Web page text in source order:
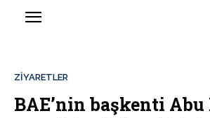
ZIYARETLER
BAE’nin başkenti Abu